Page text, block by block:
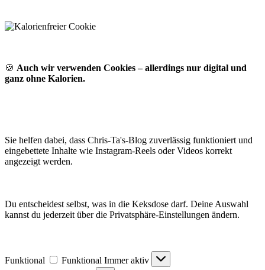
🍪 Auch wir verwenden Cookies – allerdings nur digital und
ganz ohne Kalorien.
Sie helfen dabei, dass Chris-Ta's-Blog zuverlässig funktioniert und
eingebettete Inhalte wie Instagram-Reels oder Videos korrekt
angezeigt werden.
Du entscheidest selbst, was in die Keksdose darf. Deine Auswahl
kannst du jederzeit über die Privatsphäre-Einstellungen ändern.
Funktional Funktional Immer aktiv